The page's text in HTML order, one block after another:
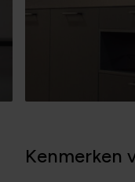
Kenmerken